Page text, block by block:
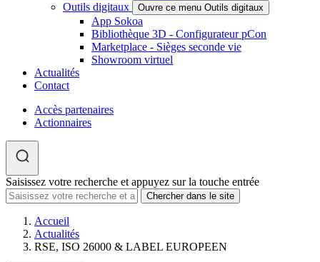
Outils digitaux
Ouvre ce menu Outils digitaux
App Sokoa
Bibliothèque 3D - Configurateur pCon
Marketplace - Sièges seconde vie
Showroom virtuel
Actualités
Contact
Accès partenaires
Actionnaires
Saisissez votre recherche et appuyez sur la touche entrée
Accueil
Actualités
RSE, ISO 26000 & LABEL EUROPEEN